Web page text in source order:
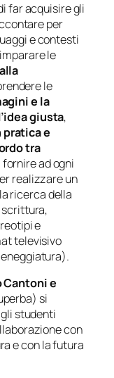
far acquisire gli
per
e contesti
le
le
e la
giusta,
pratica e
tra
fornire ad ogni
realizzare un
ricerca della
scrittura,
e
televisivo
Cantoni e
si
studenti
con
e con la futura